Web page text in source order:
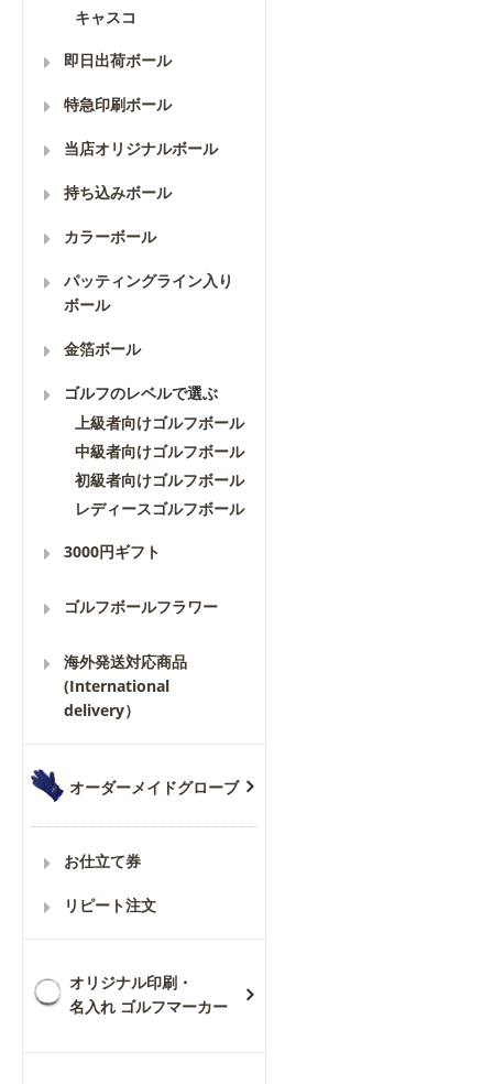
キャスコ
即日出荷ボール
特急印刷ボール
当店オリジナルボール
持ち込みボール
カラーボール
パッティングライン入り
ボール
金箔ボール
ゴルフのレベルで選ぶ
上級者向けゴルフボール
中級者向けゴルフボール
初級者向けゴルフボール
レディースゴルフボール
3000円ギフト
ゴルフボールフラワー
海外発送対応商品
(International
delivery）
オーダーメイドグローブ
お仕立て券
リピート注文
オリジナル印刷・
名入れ ゴルフマーカー